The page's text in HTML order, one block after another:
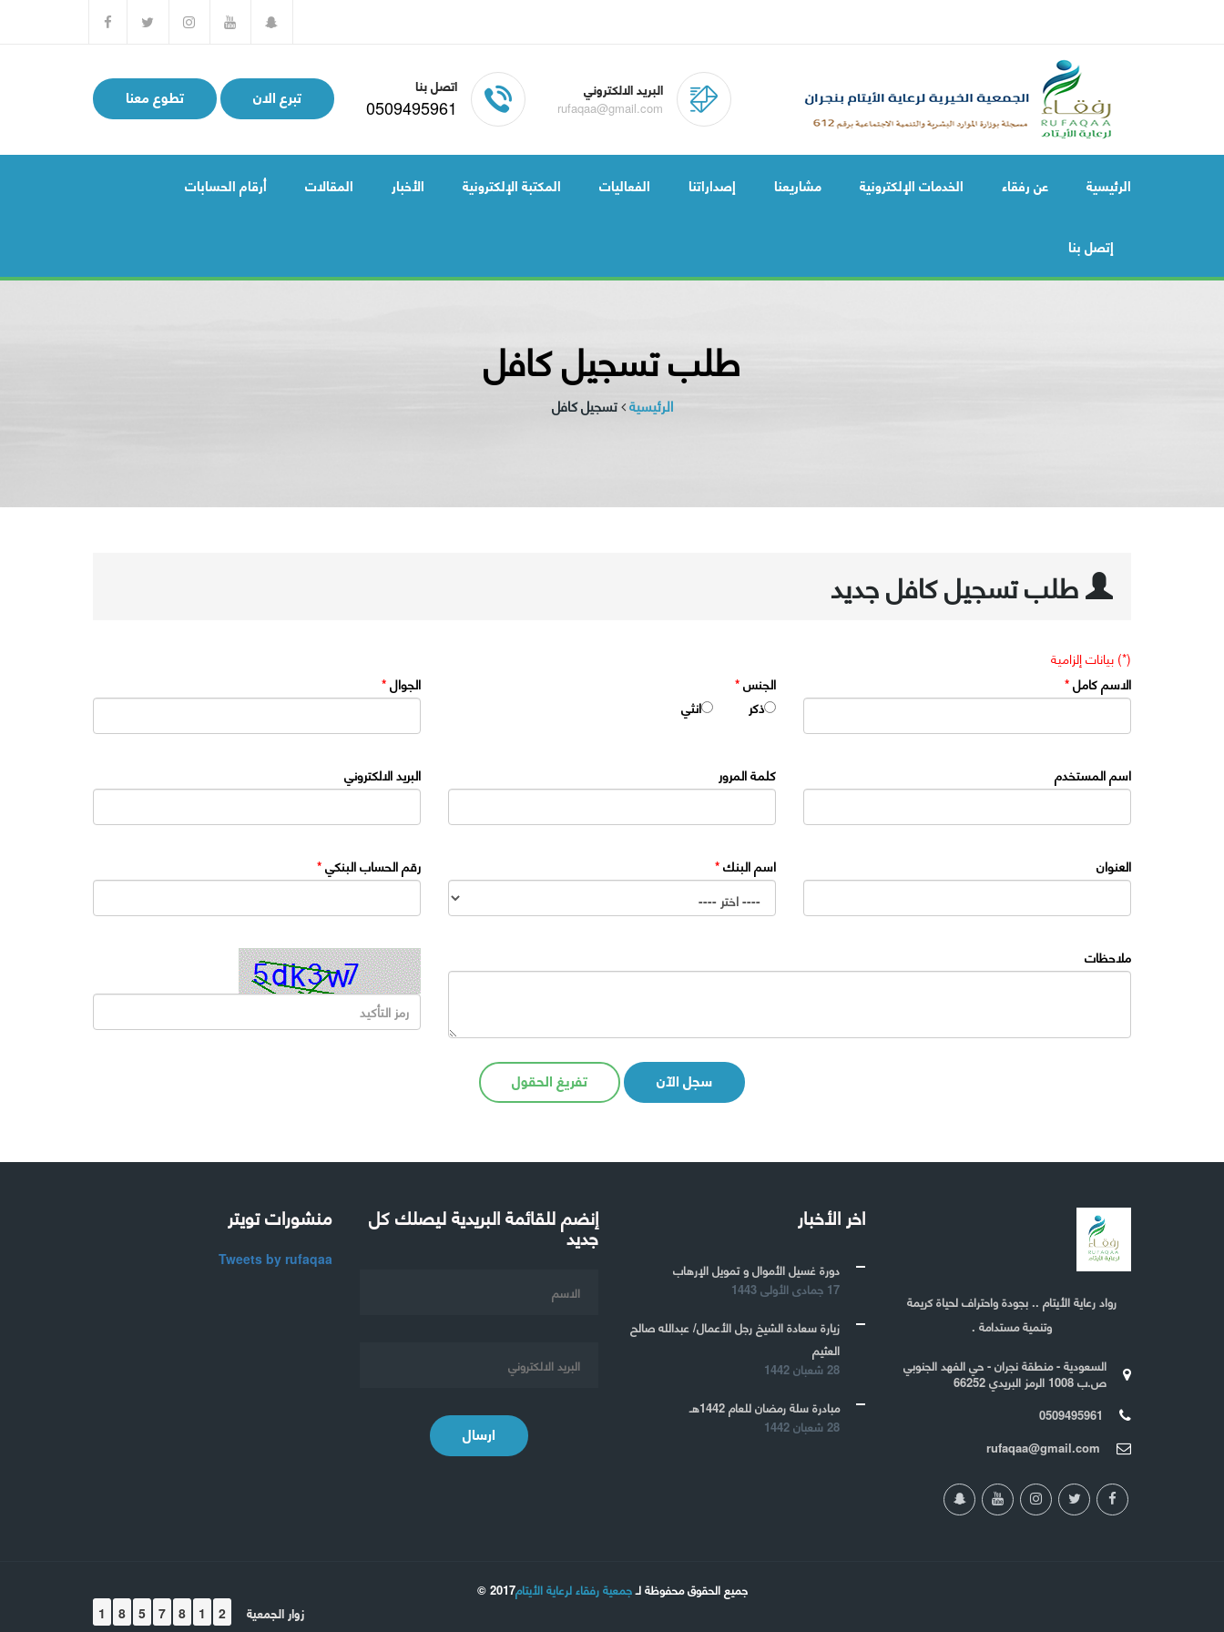
البريد الالكتروني
rufaqaa@gmail.com
اتصل بنا
0509495961 تبرع الان تطوع معنا
الرئيسية عن رفقاء الخدمات الإلكترونية مشاريعنا إصداراتنا الفعاليات المكتبة الإلكترونية الأخبار المقالات أرقام الحسابات
إتصل بنا
طلب تسجيل كافل
الرئيسية تسجيل كافل
طلب تسجيل كافل جديد
(*) بيانات إلزامية
الاسم كامل * الجنس *
ذكر
انثي
الجوال *
اسم المستخدم كلمة المرور البريد الالكتروني
العنوان اسم البنك * رقم الحساب البنكي *
ملاحظات
سجل الآن تفريغ الحقول
رواد رعاية الأيتام .. بجودة واحتراف لحياة كريمة
وتنمية مستدامة .
السعودية - منطقة نجران - حي الفهد الجنوبي
ص.ب 1008 الرمز البريدي 66252
0509495961
rufaqaa@gmail.com
اخر الأخبار
دورة غسيل الأموال و تمويل الإرهاب
17 جمادى الأولى 1443
زيارة سعادة الشيخ رجل الأعمال/ عبدالله صالح
العثيم
28 شعبان 1442
مبادرة سلة رمضان للعام 1442هـ
28 شعبان 1442
إنضم للقائمة البريدية ليصلك كل
جديد
ارسال
منشورات تويتر
Tweets by rufaqaa
جميع الحقوق محفوظة لـجمعية رفقاء لرعاية الأيتام2017 ©
1 8 5 7 8 1 2 زوار الجمعية